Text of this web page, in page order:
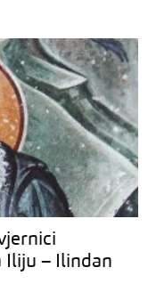
Iliju – Ilindan